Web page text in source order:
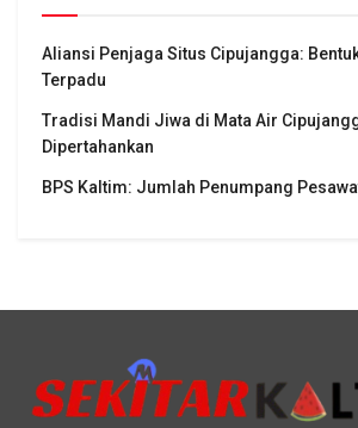
Aliansi Penjaga Situs Cipujangga:
Terpadu
Tradisi Mandi Jiwa di Mata Air
Dipertahankan
BPS Kaltim: Jumlah Penumpang